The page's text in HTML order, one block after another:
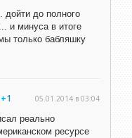
дойти до полного
и минуса в итоге
только бабляшку
+1 05.01.2014 в 03:04
реально
ресурсе